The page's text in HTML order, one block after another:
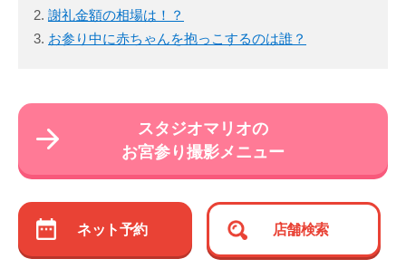
謝礼金額の相場は！？
お参り中に赤ちゃんを抱っこするのは誰？
スタジオマリオの
お宮参り撮影メニュー
ネット予約 店舗検索